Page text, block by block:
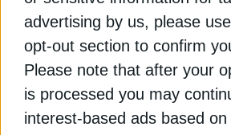
advertising by us, please
opt-out section to confirm
Please note that after your
is processed you may
interest-based ads based on
Μέχρι το 2026, η εταιρεία
20 δισεκατομμύρια ευρώ στην
εφαρμογή ανανεώσιμων πηγών
παγκοσμίως, εκ των οποίων το
για την αιολική ενέργεια στην
για την ηλιακή ενέργεια μεγάλης